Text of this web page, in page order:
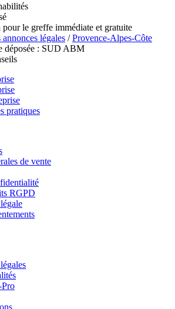
le greffe immédiate et gratuite
légales /Provence-Alpes-Côte
déposée : SUD ABM
pratiques
de vente
RGPD